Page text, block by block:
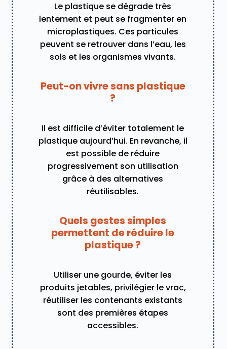
Le plastique se dégrade très
lentement et peut se fragmenter en
microplastiques. Ces particules
peuvent se retrouver dans l’eau, les
sols et les organismes vivants.
Peut-on vivre sans plastique
?
Il est difficile d’éviter totalement le
plastique aujourd’hui. En revanche, il
est possible de réduire
progressivement son utilisation
grâce à des alternatives
réutilisables.
Quels gestes simples
permettent de réduire le
plastique ?
Utiliser une gourde, éviter les
produits jetables, privilégier le vrac,
réutiliser les contenants existants
sont des premières étapes
accessibles.